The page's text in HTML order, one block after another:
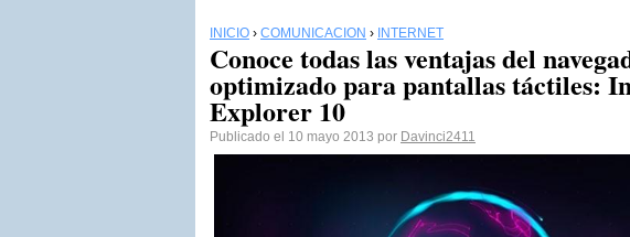
INICIO › COMUNICACIÓN › INTERNET
Conoce todas las ventajas del
optimizado para pantallas táctiles:
Explorer 10
Publicado el 10 mayo 2013 por Davinci2411